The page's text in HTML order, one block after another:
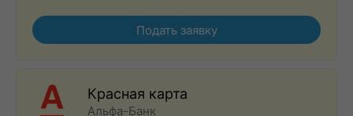
Подать заявку
Красная карта
Альфа-Банк